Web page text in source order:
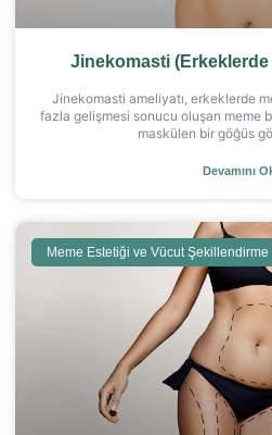
Jinekomasti
Jinekomasti ameliyatı, erkeklerde
fazla gelişmesi sonucu oluşan meme
maskülen bir göğüs
Devamını
Meme Estetiği ve Vücut Şekillendirme